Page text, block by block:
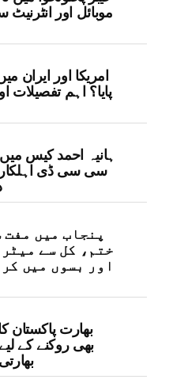
موبائل اور
امریکا اور ایران
پایا؟ اہم تفصیلات
ہانیہ احمد کیس
سی سی ڈی
پنجاب میں
ختم، کل سے
اور بسوں میں
بھارت پاکستان
بھی روکنے کے